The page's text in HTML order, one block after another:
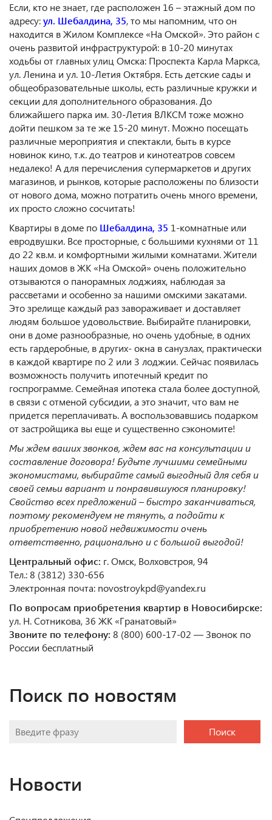
Если, кто не знает, где расположен 16 – этажный дом по
адресу:ул. Шебалдина, 35, то мы напомним, что он
находится в Жилом Комплексе «На Омской». Это район с
очень развитой инфраструктурой: в 10-20 минутах
ходьбы от главных улиц Омска: Проспекта Карла Маркса,
ул. Ленина и ул. 10-Летия Октября. Есть детские сады и
общеобразовательные школы, есть различные кружки и
секции для дополнительного образования. До
ближайшего парка им. 30-Летия ВЛКСМ тоже можно
дойти пешком за те же 15-20 минут. Можно посещать
различные мероприятия и спектакли, быть в курсе
новинок кино, т.к. до театров и кинотеатров совсем
недалеко! А для перечисления супермаркетов и других
магазинов, и рынков, которые расположены по близости
от нового дома, можно потратить очень много времени,
их просто сложно сосчитать!
Квартиры в доме по Шебалдина, 35 1-комнатные или
евродвушки. Все просторные, с большими кухнями от 11
до 22 кв.м. и комфортными жилыми комнатами. Жители
наших домов в ЖК «На Омской» очень положительно
отзываются о панорамных лоджиях, наблюдая за
рассветами и особенно за нашими омскими закатами.
Это зрелище каждый раз завораживает и доставляет
людям большое удовольствие. Выбирайте планировки,
они в доме разнообразные, но очень удобные, в одних
есть гардеробные, в других- окна в санузлах, практически
в каждой квартире по 2 или 3 лоджии. Сейчас появилась
возможность получить ипотечный кредит по
госпрограмме. Семейная ипотека стала более доступной,
в связи с отменой субсидии, а это значит, что вам не
придется переплачивать. А воспользовавшись подарком
от застройщика вы еще и существенно сэкономите!
Мы ждем ваших звонков, ждем вас на консультации и
составление договора!Будьте лучшими семейными
экономистами, выбирайте самый выгодный для себя и
своей семьи вариант и понравившуюся планировку!
Свойство всех предложений – быстро заканчиваться,
поэтому рекомендуем не тянуть, а подойти к
приобретению новой недвижимости очень
ответственно, рационально и с большой выгодой!
Центральный офис: г. Омск, Волховстроя, 94
Тел.: 8 (3812) 330-656
Электронная почта: novostroykpd@yandex.ru
По вопросам приобретения квартир в Новосибирске:
ул. Н. Сотникова, 36 ЖК «Гранатовый»
Звоните по телефону: 8 (800) 600-17-02 — Звонок по
России бесплатный
Поиск по новостям
Поиск
Новости